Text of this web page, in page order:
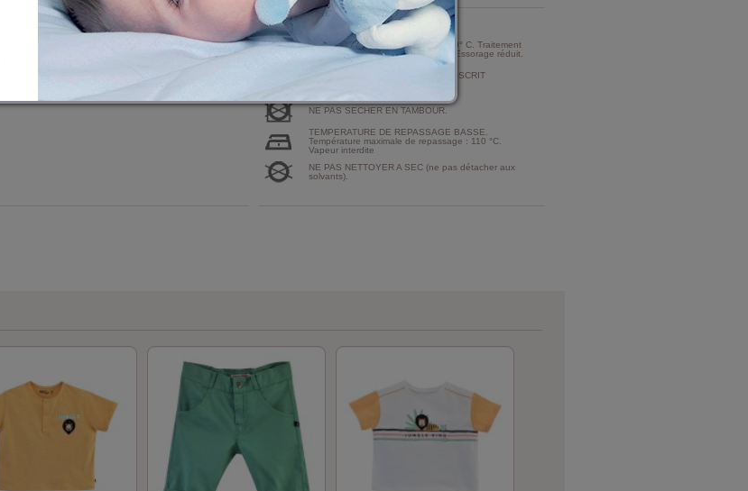
à manches courtes est réalisé en jersey
poitrine
. Composition: jersey
Composition et Entretien :
PROGRAMME TRES MODERE A 30° C. Traitement
mécanique d'intensité très réduite. Essorage réduit.
TRAITEMENT DE CHLORAGE PROSCRIT
NE PAS SECHER EN TAMBOUR.
TEMPERATURE DE REPASSAGE BASSE.
Température maximale de repassage : 110 °C.
Vapeur interdite
NE PAS NETTOYER A SEC (ne pas détacher aux
solvants).